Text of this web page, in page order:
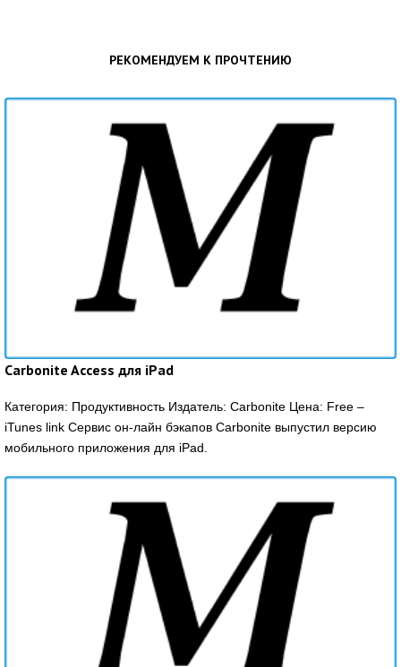
РЕКОМЕНДУЕМ К ПРОЧТЕНИЮ
Carbonite Access для iPad
Категория: Продуктивность Издатель: Carbonite Цена: Free –
iTunes link Сервис он-лайн бэкапов Carbonite выпустил версию
мобильного приложения для iPad.